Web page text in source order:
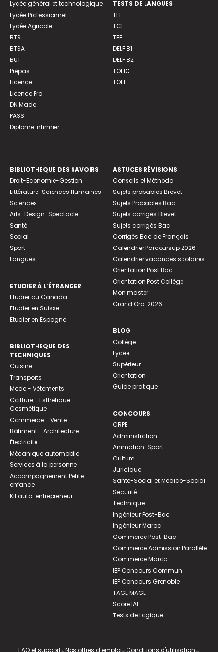
Lycée général et technologique
Lycée Professionnel
Lycée Agricole
BTS
BTSA
BUT
Prépas
Licence
Licence Pro
DN Made
PASS
Diplome infirmier
TESTS DE LANGUES
TFI
TCF
TEF
DELF B1
DELF B2
TOEIC
TOEFL
BIBLIOTHEQUE DES SAVOIRS
Droit-Economie-Gestion
Littérature-Sciences Humaines
Sciences
Arts-Design-Spectacle
Santé
Social
Sport
Langues
ETUDIER À L’ÉTRANGER
Etudier au Canada
Etudier en Suisse
Etudier en Espagne
BIBLIOTHEQUE DES
TECHNIQUES
Cuisine
Transports
Mode - Vêtements
Coiffure - Esthétique -
Cosmétique
Commerce - Vente
Bâtiment - Architecture
Électricité
Mécanique automobile
Services à la personne
Accompagnement Petite
enfance
Kit auto-entrepreneur
ASTUCES RÉVISIONS
Conseils et Méthodo
Sujets probables Brevet
Sujets Probables Bac
Sujets corrigés Brevet
Sujets corrigés Bac
Corrigés Bac de Français
Calendrier Parcoursup 2026
Calendrier vacances scolaires
Orientation Post Bac
Orientation Post Collège
Mon master
Grand Oral 2026
BLOG
Collège
Lycée
Supérieur
Orientation
Guide pratique
CONCOURS
CRPE
Administration
Animation-Sport
Culture
Juridique
Santé-Social et Médico-Social
Sécurité
Technique
Ingénieur Post-Bac
Ingénieur Maroc
Commerce Post-Bac
Commerce Admission Parallèle
Commerce Maroc
IEP Concours Commun
IEP Concours Grenoble
TAGE MAGE
Score IAE
Tests de Logique
FAQ et support Nos offres d'emploi Conditions d'utilisation